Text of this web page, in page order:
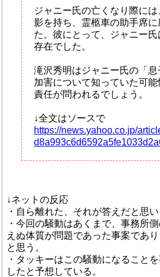
ジャニー氏の亡くなり際に
影を持ち、霊柩車の助手席に
た。彼にとって、ジャニー
存在でした。
滝沢秀明はジャニー氏の「
加害について知っていた可
責任が問われるでしょう。
↓全文はソースで
https://news.yahoo.co.jp/
↓ネットの反応
・自ら離れた、それが答えだと思い
・今回の騒動はあくまで、事務所
えぬ体質が問題であった事案であ
と思う。
・タッキーはこの騒動になること
したと予想している。